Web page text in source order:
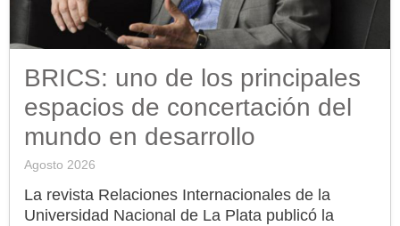
BRICS: uno de los principales
espacios de concertación del
mundo en desarrollo
Agosto 2026
La revista Relaciones Internacionales de la
Universidad Nacional de La Plata publicó la